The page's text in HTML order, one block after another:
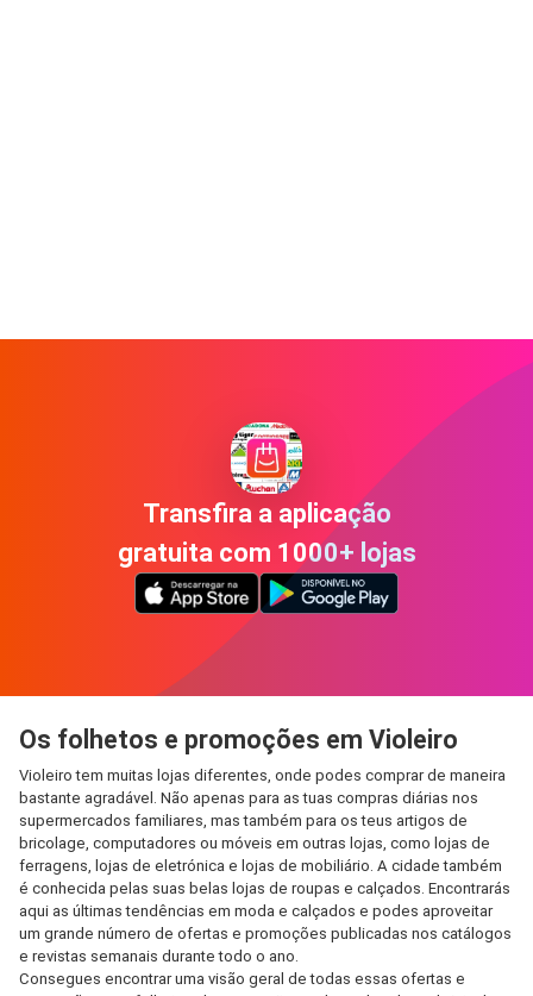
Transfira a aplicação
gratuita com 1000+ lojas
Os folhetos e promoções em Violeiro
Violeiro tem muitas lojas diferentes, onde podes comprar de maneira
bastante agradável. Não apenas para as tuas compras diárias nos
supermercados familiares, mas também para os teus artigos de
bricolage, computadores ou móveis em outras lojas, como lojas de
ferragens, lojas de eletrónica e lojas de mobiliário. A cidade também
é conhecida pelas suas belas lojas de roupas e calçados. Encontrarás
aqui as últimas tendências em moda e calçados e podes aproveitar
um grande número de ofertas e promoções publicadas nos catálogos
e revistas semanais durante todo o ano.
Consegues encontrar uma visão geral de todas essas ofertas e